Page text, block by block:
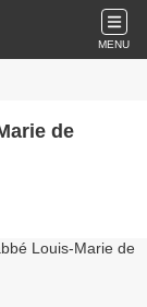
MENU
de